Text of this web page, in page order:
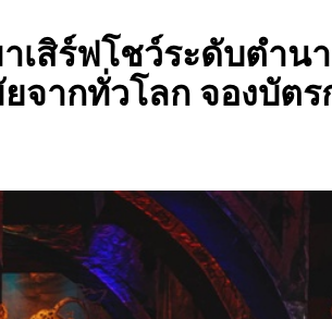
เสิร์ฟโชว์ระดับตำน
จากทั่วโลก จองบัต